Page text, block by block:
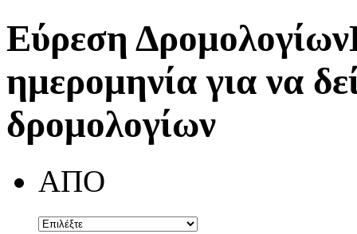
Εύρεση Δρομολογίων
ημερομηνία για να
δρομολογίων
ΑΠΟ